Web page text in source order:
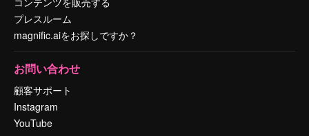
プレスルーム
magnific.aiをお探しですか？
お問い合わせ
顧客サポート
Instagram
YouTube